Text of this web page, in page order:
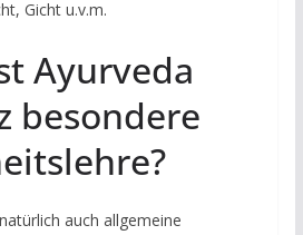
Gicht u.v.m.
Ayurveda
besondere
auch allgemeine